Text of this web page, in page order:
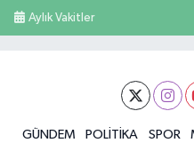
Aylık Vakitler
GÜNDEM POLİTİKA SPOR